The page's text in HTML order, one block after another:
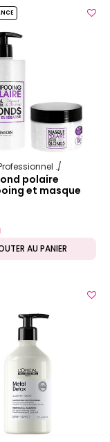
Detox Kerasoin Professionnel
polaire
et masque
AU PANIER